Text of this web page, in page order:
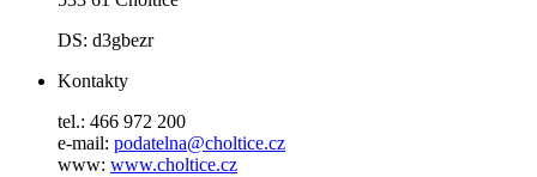
DS: d3gbezr
Kontakty
tel.: 466 972 200
e-mail: podatelna@choltice.cz
www: www.choltice.cz